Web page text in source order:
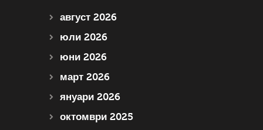
август 2026
юли 2026
юни 2026
март 2026
януари 2026
октомври 2025